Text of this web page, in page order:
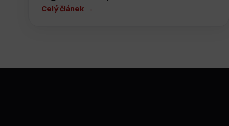
Celý článek →